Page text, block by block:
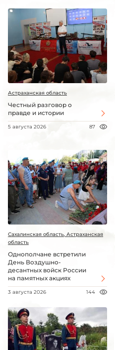
Астраханская область
Честный разговор о
правде и истории
5 августа 2026 87
Сахалинская область, Астраханская
область
Однополчане встретили
День Воздушно-
десантных войск России
на памятных акциях
3 августа 2026 144